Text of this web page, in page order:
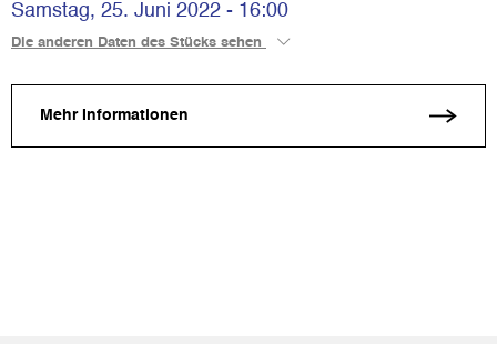
Samstag, 25. Juni 2022 - 16:00
Die anderen Daten des Stücks sehen
Mehr Informationen